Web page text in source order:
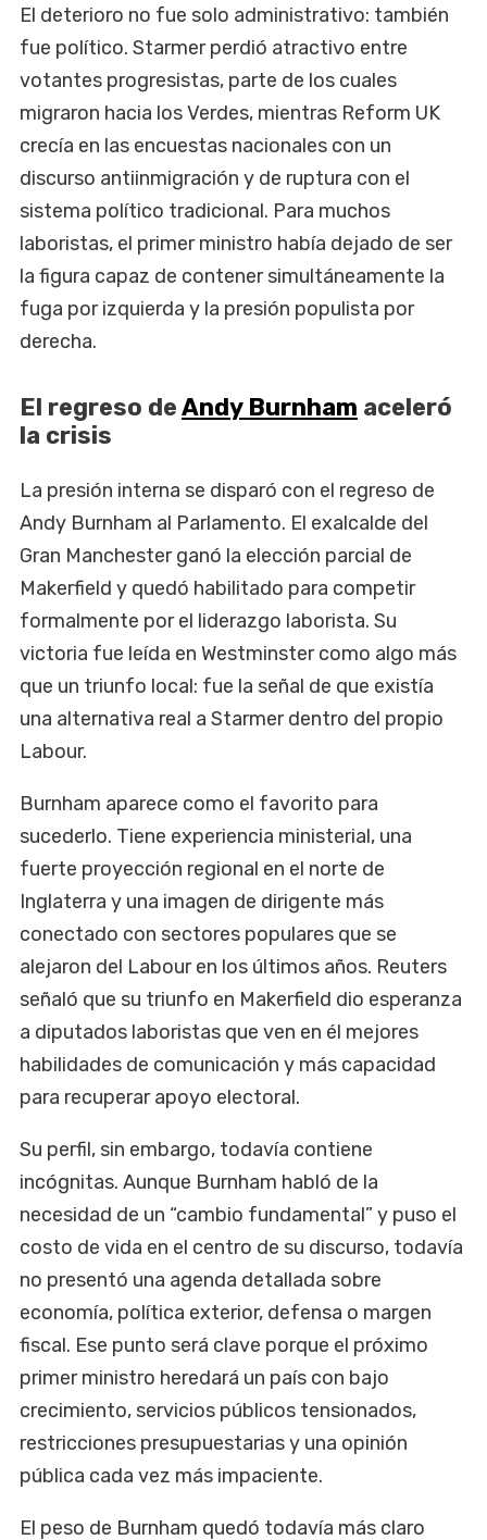
El deterioro no fue solo administrativo: también
fue político. Starmer perdió atractivo entre
votantes progresistas, parte de los cuales
migraron hacia los Verdes, mientras Reform UK
crecía en las encuestas nacionales con un
discurso antiinmigración y de ruptura con el
sistema político tradicional. Para muchos
laboristas, el primer ministro había dejado de ser
la figura capaz de contener simultáneamente la
fuga por izquierda y la presión populista por
derecha.
El regreso deAndy Burnham aceleró
la crisis
La presión interna se disparó con el regreso de
Andy Burnham al Parlamento. El exalcalde del
Gran Manchester ganó la elección parcial de
Makerfield y quedó habilitado para competir
formalmente por el liderazgo laborista. Su
victoria fue leída en Westminster como algo más
que un triunfo local: fue la señal de que existía
una alternativa real a Starmer dentro del propio
Labour.
Burnham aparece como el favorito para
sucederlo. Tiene experiencia ministerial, una
fuerte proyección regional en el norte de
Inglaterra y una imagen de dirigente más
conectado con sectores populares que se
alejaron del Labour en los últimos años. Reuters
señaló que su triunfo en Makerfield dio esperanza
a diputados laboristas que ven en él mejores
habilidades de comunicación y más capacidad
para recuperar apoyo electoral.
Su perfil, sin embargo, todavía contiene
incógnitas. Aunque Burnham habló de la
necesidad de un “cambio fundamental” y puso el
costo de vida en el centro de su discurso, todavía
no presentó una agenda detallada sobre
economía, política exterior, defensa o margen
fiscal. Ese punto será clave porque el próximo
primer ministro heredará un país con bajo
crecimiento, servicios públicos tensionados,
restricciones presupuestarias y una opinión
pública cada vez más impaciente.
El peso de Burnham quedó todavía más claro